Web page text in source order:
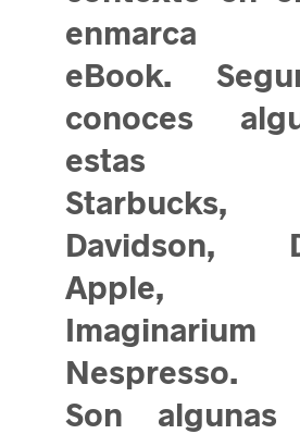
eBook.
conoces
estas
Starbucks,
Davidson,
Apple,
Nespresso.
Son